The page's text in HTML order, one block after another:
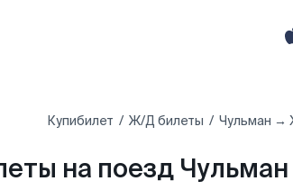
Купибилет Ж/Д билеты Чульман →
на поезд